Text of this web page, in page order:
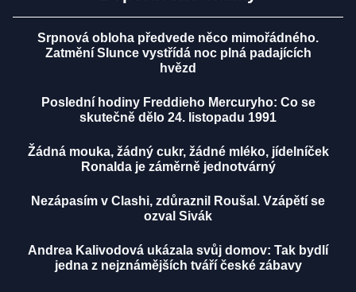
Srpnová obloha předvede něco mimořádného.
Zatmění Slunce vystřídá noc plná padajících
hvězd
Poslední hodiny Freddieho Mercuryho: Co se
skutečně dělo 24. listopadu 1991
Žádná mouka, žádný cukr, žádné mléko, jídelníček
Ronalda je záměrně jednotvárný
Nezápasím v Clashi, zdůraznil Roušal. Vzápětí se
ozval Sivák
Andrea Kalivodová ukázala svůj domov: Tak bydlí
jedna z nejznámějších tváří české zábavy